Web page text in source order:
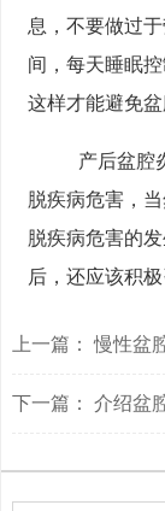
息，不要做过
间，每天睡眠
这样才能避免盆
产后盆腔
脱疾病危害，
脱疾病危害的
后，还应该积
上一篇：慢性盆
下一篇： 介绍盆